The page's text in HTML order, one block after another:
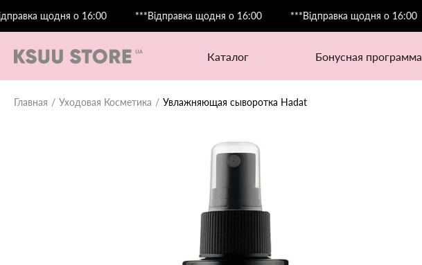
щодня о 16:00 ***Відправка щодня о 16:00 ***Відправка щодня о 16:00
каталог бонусная программа
Главная Уходовая Косметика Увлажняющая сыворотка Hadat